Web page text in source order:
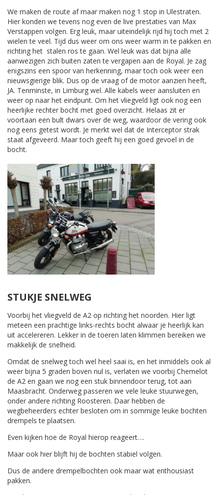
We maken de route af maar maken nog 1 stop in Ulestraten.
Hier konden we tevens nog even de live prestaties van Max
Verstappen volgen. Erg leuk, maar uiteindelijk rijd hij toch met 2
wielen te veel. Tijd dus weer om ons weer warm in te pakken en
richting het stalen ros te gaan. Wel leuk was dat bijna alle
aanwezigen zich buiten zaten te vergapen aan de Royal. Je zag
enigszins een spoor van herkenning, maar toch ook weer een
nieuwsgierige blik. Dus op de vraag of de motor aanzien heeft,
JA. Tenminste, in Limburg wel. Alle kabels weer aansluiten en
weer op naar het eindpunt. Om het vliegveld ligt ook nog een
heerlijke rechter bocht met goed overzicht. Helaas zit er
voortaan een bult dwars over de weg, waardoor de vering ook
nog eens getest wordt. Je merkt wel dat de Interceptor strak
staat afgeveerd. Maar toch geeft hij een goed gevoel in de
bocht.
STUKJE SNELWEG
Voorbij het vliegveld de A2 op richting het noorden. Hier ligt
meteen een prachtige links-rechts bocht alwaar je heerlijk kan
uit accelereren. Lekker in de toeren laten klimmen bereiken we
makkelijk de snelheid.
Omdat de snelweg toch wel heel saai is, en het inmiddels ook al
weer bijna 5 graden boven nul is, verlaten we voorbij Chemelot
de A2 en gaan we nog een stuk binnendoor terug, tot aan
Maasbracht. Onderweg passeren we vele leuke stuurwegen,
onder andere richting Roosteren. Daar hebben de
wegbeheerders echter besloten om in sommige leuke bochten
drempels te plaatsen.
Even kijken hoe de Royal hierop reageert….
Maar ook hier blijft hij de bochten stabiel volgen.
Dus de andere drempelbochten ook maar wat enthousiast
pakken.